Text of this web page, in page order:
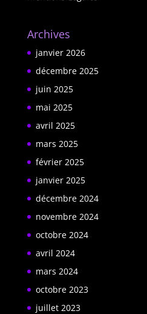
Archives
janvier 2026
décembre 2025
juin 2025
mai 2025
avril 2025
mars 2025
février 2025
janvier 2025
décembre 2024
novembre 2024
octobre 2024
avril 2024
mars 2024
octobre 2023
juillet 2023